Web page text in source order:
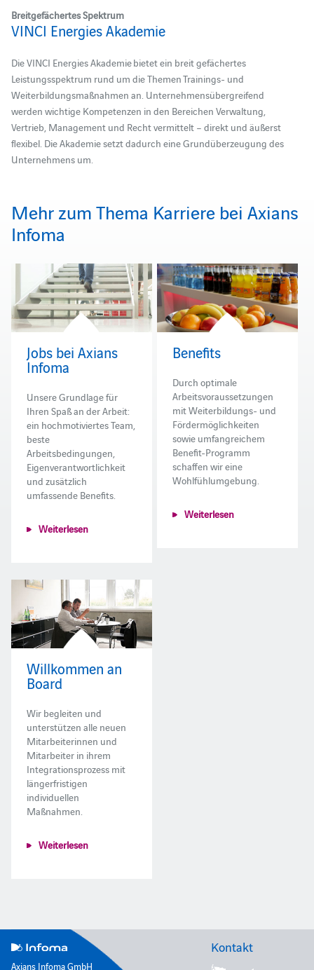
Breitgefächertes Spektrum
VINCI Energies Akademie
Die VINCI Energies Akademie bietet ein breit gefächertes
Leistungsspektrum rund um die Themen Trainings- und
Weiterbildungsmaßnahmen an. Unternehmensübergreifend
werden wichtige Kompetenzen in den Bereichen Verwaltung,
Vertrieb, Management und Recht vermittelt – direkt und äußerst
flexibel. Die Akademie setzt dadurch eine Grundüberzeugung des
Unternehmens um.
Mehr zum Thema Karriere bei Axians
Infoma
Jobs bei Axians
Infoma
Unsere Grundlage für
Ihren Spaß an der Arbeit:
ein hochmotiviertes Team,
beste
Arbeitsbedingungen,
Eigenverantwortlichkeit
und zusätzlich
umfassende Benefits.
Weiterlesen
Benefits
Durch optimale
Arbeitsvoraussetzungen
mit Weiterbildungs- und
Fördermöglichkeiten
sowie umfangreichem
Benefit-Programm
schaffen wir eine
Wohlfühlumgebung.
Weiterlesen
Willkommen an
Board
Wir begleiten und
unterstützen alle neuen
Mitarbeiterinnen und
Mitarbeiter in ihrem
Integrationsprozess mit
längerfristigen
individuellen
Maßnahmen.
Weiterlesen
Axians Infoma GmbH
Kontakt